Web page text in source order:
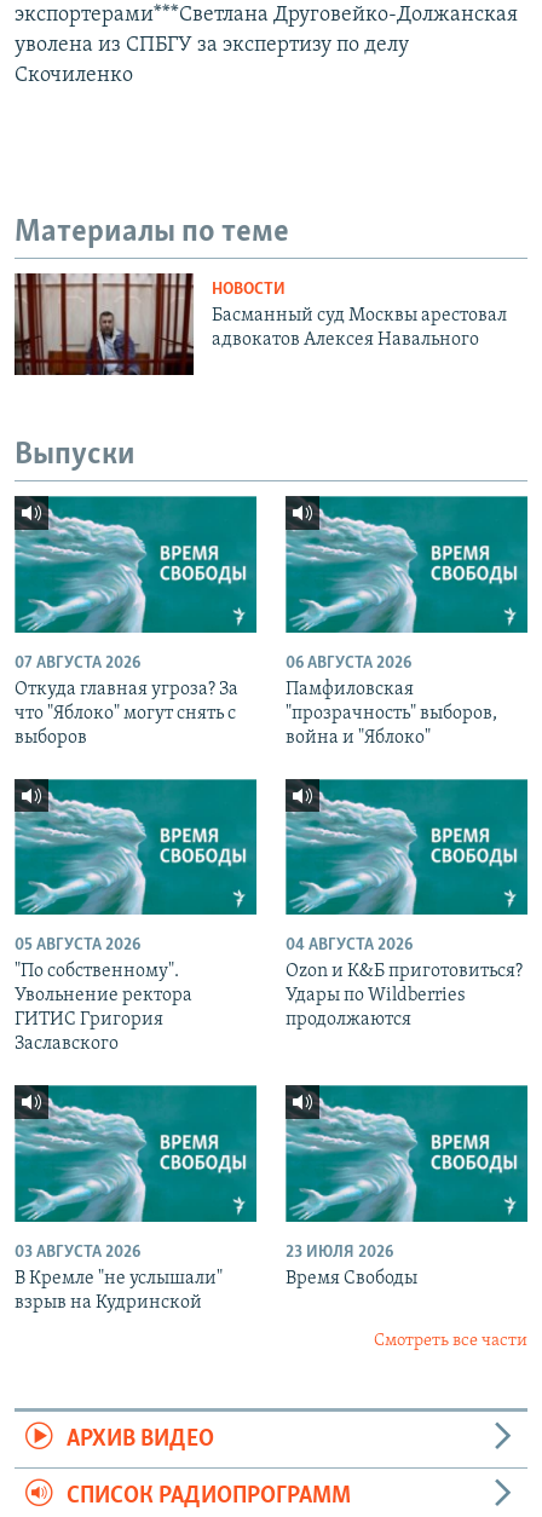
экспортерами***Светлана Друговейко-Должанская
уволена из СПБГУ за экспертизу по делу
Скочиленко
Материалы по теме
НОВОСТИ
Басманный суд Москвы арестовал
адвокатов Алексея Навального
Выпуски
07 АВГУСТА 2026
Откуда главная угроза? За
что "Яблоко" могут снять с
выборов
06 АВГУСТА 2026
Памфиловская
"прозрачность" выборов,
война и "Яблоко"
05 АВГУСТА 2026
"По собственному".
Увольнение ректора
ГИТИС Григория
Заславского
04 АВГУСТА 2026
Ozon и К&Б приготовиться?
Удары по Wildberries
продолжаются
03 АВГУСТА 2026
В Кремле "не услышали"
взрыв на Кудринской
23 ИЮЛЯ 2026
Время Свободы
Смотреть все части
АРХИВ ВИДЕО
СПИСОК РАДИОПРОГРАММ